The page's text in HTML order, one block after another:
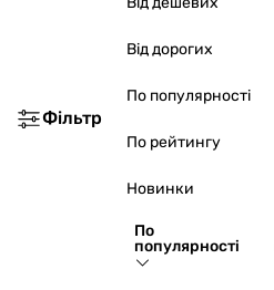
Фільтр
Від дорогих
По популярності
По рейтингу
Новинки
По
популярності